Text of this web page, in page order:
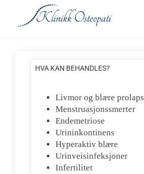
content
Hva kan behandles?
Kraniell osteopati
HVA KAN BEHANDLES?
Livmor og blære prolaps
Menstruasjonssmerter
Endemetriose
Urininkontinens
Hyperaktiv blære
Urinveisinfeksjoner
Infertilitet